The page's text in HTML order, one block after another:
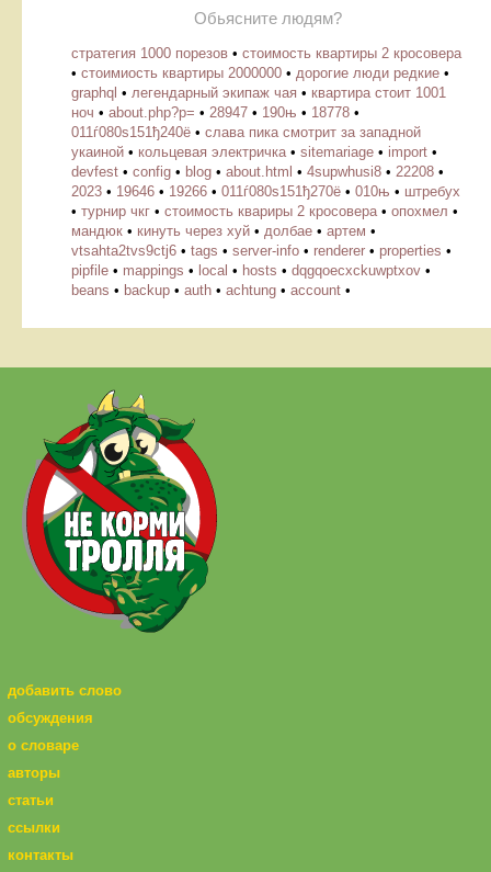
Обьясните людям?
стратегия 1000 порезов • стоимость квартиры 2 кросовера
• стоимиость квартиры 2000000 • дорогие люди редкие •
graphql • легендарный экипаж чая • квартира стоит 1001
ноч • about.php?p= • 28947 • 190њ • 18778 •
011ѓ080ѕ151ђ240ё • слава пика смотрит за западной
укаиной • кольцевая электричка • sitemariage • import •
devfest • config • blog • about.html • 4supwhusi8 • 22208 •
2023 • 19646 • 19266 • 011ѓ080ѕ151ђ270ё • 010њ • штребух
• турнир чкг • стоимость квариры 2 кросовера • опохмел •
мандюк • кинуть через хуй • долбае • артем •
vtsahta2tvs9ctj6 • tags • server-info • renderer • properties •
pipfile • mappings • local • hosts • dqgqoecxckuwptxov •
beans • backup • auth • achtung • account •
добавить слово
обсуждения
о словаре
авторы
статьи
ссылки
контакты